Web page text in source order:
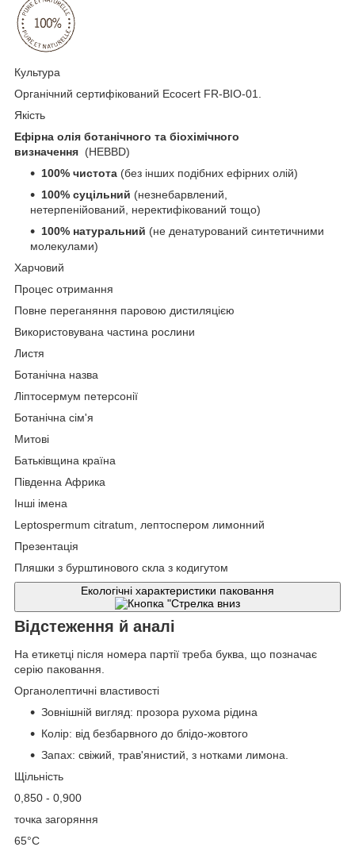
Культура
Органічний сертифікований Ecocert FR-BIO-01.
Якість
Ефірна олія ботанічного та біохімічного
визначення (HEBBD)
100% чистота (без інших подібних ефірних олій)
100% суцільний (незнебарвлений,
нетерпенійований, неректифікований тощо)
100% натуральний (не денатурований синтетичними
молекулами)
Харчовий
Процес отримання
Повне переганяння паровою дистиляцією
Використовувана частина рослини
Листя
Ботанічна назва
Ліптосермум петерсонії
Ботанічна сім'я
Митові
Батьківщина країна
Південна Африка
Інші імена
Leptospermum citratum, лептоспером лимонний
Презентація
Пляшки з бурштинового скла з кодигутом
Відстеження й аналі
На етикетці після номера партії треба буква, що позначає
серію паковання.
Органолептичні властивості
Зовнішній вигляд: прозора рухома рідина
Колір: від безбарвного до блідо-жовтого
Запах: свіжий, трав'янистий, з нотками лимона.
Щільність
0,850 - 0,900
точка загоряння
65°С